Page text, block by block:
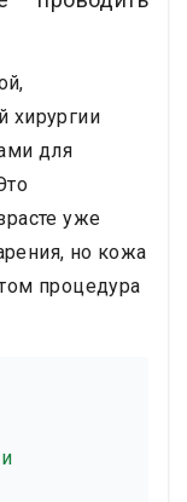
хирургии
для
уже
но кожа
процедура